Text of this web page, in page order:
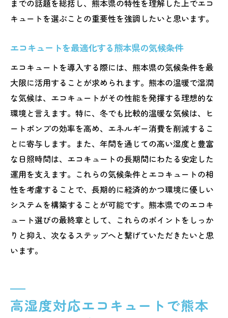
までの話題を総括し、熊本県の特性を理解した上でエコ
キュートを選ぶことの重要性を強調したいと思います。
エコキュートを最適化する熊本県の気候条件
エコキュートを導入する際には、熊本県の気候条件を最
大限に活用することが求められます。熊本の温暖で湿潤
な気候は、エコキュートがその性能を発揮する理想的な
環境と言えます。特に、冬でも比較的温暖な気候は、ヒ
ートポンプの効率を高め、エネルギー消費を削減するこ
とに寄与します。また、年間を通じての高い湿度と豊富
な日照時間は、エコキュートの長期間にわたる安定した
運用を支えます。これらの気候条件とエコキュートの相
性を考慮することで、長期的に経済的かつ環境に優しい
システムを構築することが可能です。熊本県でのエコキ
ュート選びの最終章として、これらのポイントをしっか
りと抑え、次なるステップへと繋げていただきたいと思
います。
高湿度対応エコキュートで熊本